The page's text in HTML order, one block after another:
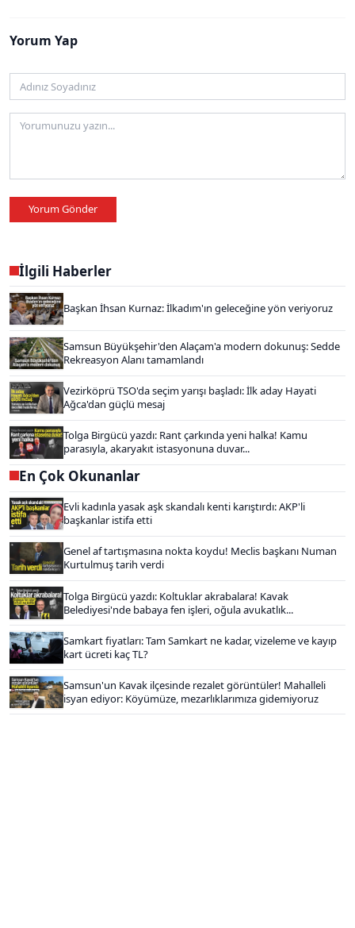
Yorum Yap
Yorum Gönder
İlgili Haberler
Başkan İhsan Kurnaz: İlkadım'ın geleceğine yön veriyoruz
Samsun Büyükşehir'den Alaçam'a modern dokunuş: Sedde
Rekreasyon Alanı tamamlandı
Vezirköprü TSO'da seçim yarışı başladı: İlk aday Hayati
Ağca'dan güçlü mesaj
Tolga Birgücü yazdı: Rant çarkında yeni halka! Kamu
parasıyla, akaryakıt istasyonuna duvar...
En Çok Okunanlar
Evli kadınla yasak aşk skandalı kenti karıştırdı: AKP'li
başkanlar istifa etti
Genel af tartışmasına nokta koydu! Meclis başkanı Numan
Kurtulmuş tarih verdi
Tolga Birgücü yazdı: Koltuklar akrabalara! Kavak
Belediyesi'nde babaya fen işleri, oğula avukatlık...
Samkart fiyatları: Tam Samkart ne kadar, vizeleme ve kayıp
kart ücreti kaç TL?
Samsun'un Kavak ilçesinde rezalet görüntüler! Mahalleli
isyan ediyor: Köyümüze, mezarlıklarımıza gidemiyoruz